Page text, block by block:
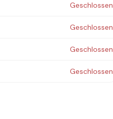
Geschlossen
Geschlossen
Geschlossen
Geschlossen